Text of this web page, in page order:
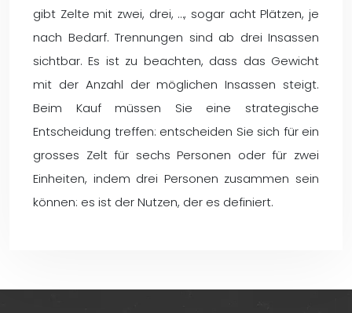
gibt Zelte mit zwei, drei, …, sogar acht Plätzen, je
nach Bedarf. Trennungen sind ab drei Insassen
sichtbar. Es ist zu beachten, dass das Gewicht
mit der Anzahl der möglichen Insassen steigt.
Beim Kauf müssen Sie eine strategische
Entscheidung treffen: entscheiden Sie sich für ein
grosses Zelt für sechs Personen oder für zwei
Einheiten, indem drei Personen zusammen sein
können: es ist der Nutzen, der es definiert.